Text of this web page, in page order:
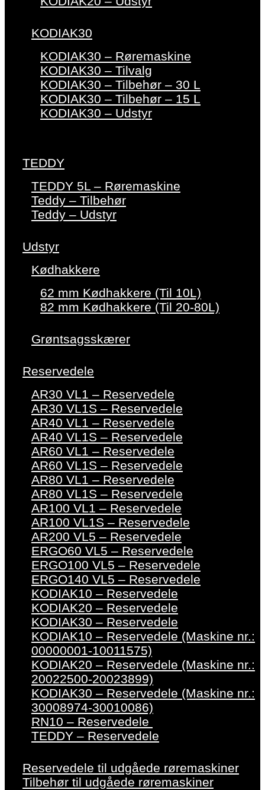
KODIAK30
KODIAK30 – Røremaskine
KODIAK30 – Tilvalg
KODIAK30 – Tilbehør – 30 L
KODIAK30 – Tilbehør – 15 L
KODIAK30 – Udstyr
TEDDY
TEDDY 5L – Røremaskine
Teddy – Tilbehør
Teddy – Udstyr
Udstyr
Kødhakkere
62 mm Kødhakkere (Til 10L)
82 mm Kødhakkere (Til 20-80L)
Grøntsagsskærer
Reservedele
AR30 VL1 – Reservedele
AR30 VL1S – Reservedele
AR40 VL1 – Reservedele
AR40 VL1S – Reservedele
AR60 VL1 – Reservedele
AR60 VL1S – Reservedele
AR80 VL1 – Reservedele
AR80 VL1S – Reservedele
AR100 VL1 – Reservedele
AR100 VL1S – Reservedele
AR200 VL5 – Reservedele
ERGO60 VL5 – Reservedele
ERGO100 VL5 – Reservedele
ERGO140 VL5 – Reservedele
KODIAK10 – Reservedele
KODIAK20 – Reservedele
KODIAK30 – Reservedele
KODIAK10 – Reservedele (Maskine nr.:
00000001-10011575)
KODIAK20 – Reservedele (Maskine nr.:
20022500-20023899)
KODIAK30 – Reservedele (Maskine nr.:
30008974-30010086)
RN10 – Reservedele
TEDDY – Reservedele
Reservedele til udgåede røremaskiner
Tilbehør til udgåede røremaskiner